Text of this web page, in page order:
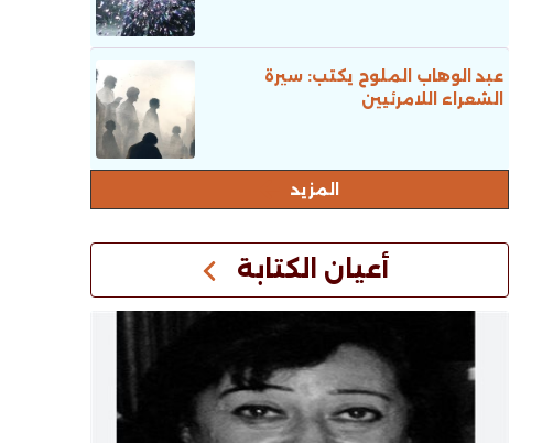
عبد الوهاب الملوح يكتب: سيرة
الشعراء اللامرئيين
المزيد
أعيان الكتابة